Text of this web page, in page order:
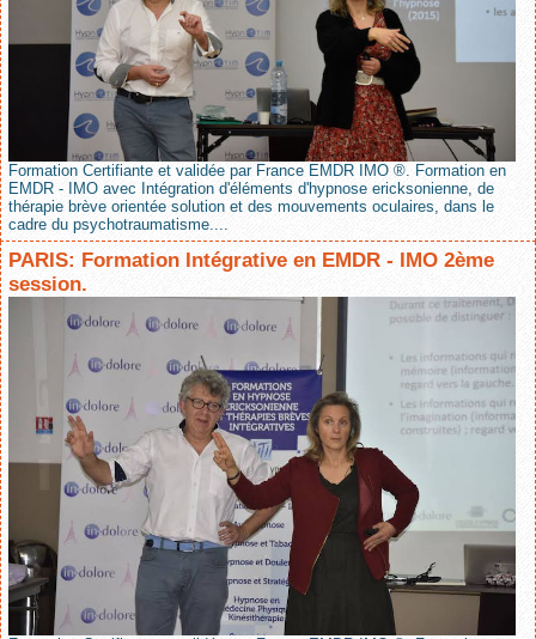
Formation Certifiante et validée par France EMDR IMO ®. Formation en
EMDR - IMO avec Intégration d'éléments d'hypnose ericksonienne, de
thérapie brève orientée solution et des mouvements oculaires, dans le
cadre du psychotraumatisme....
PARIS: Formation Intégrative en EMDR - IMO 2ème
session.